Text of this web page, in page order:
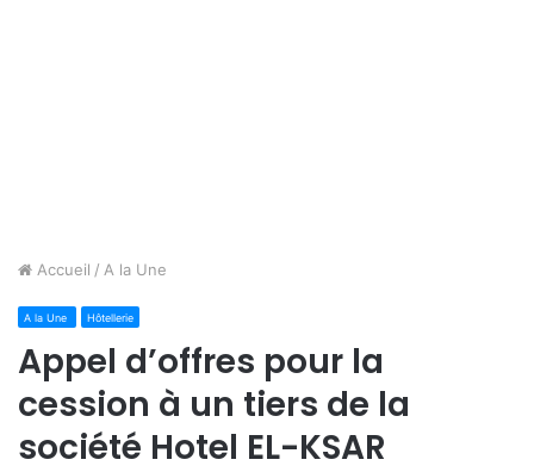
Accueil / A la Une
A la Une Hôtellerie
Appel d’offres pour la
cession à un tiers de la
société Hotel EL-KSAR